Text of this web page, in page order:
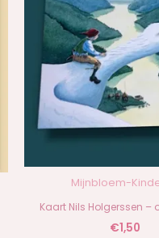
Mijnbloem-
Kaart Nils Holgerssen –
€1,50